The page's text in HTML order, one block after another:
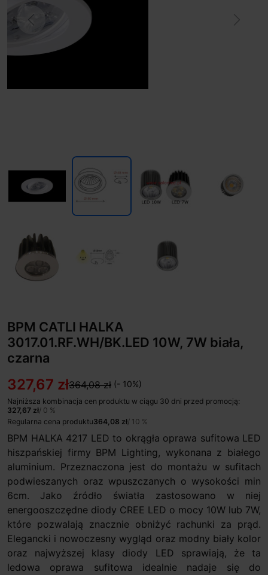
Previous
BPM CATLI HALKA
3017.01.RF.WH/BK.LED 10W, 7W biała,
czarna
327,67 zł364,08 zł (- 10%)
Najniższa kombinacja cen produktu w ciągu 30 dni przed promocją:
327,67 zł/ 0 %
Regularna cena produktu364,08 zł/ 10 %
BPM HALKA 4217 LED to okrągła oprawa sufitowa LED
hiszpańskiej firmy BPM Lighting, wykonana z białego
aluminium. Przeznaczona jest do montażu w sufitach
podwieszanych oraz wpuszczanych o wysokości min
6cm. Jako źródło światła zastosowano w niej
energooszczędne diody CREE LED o mocy 10W lub 7W,
które pozwalają znacznie obniżyć rachunki za prąd.
Elegancki i nowoczesny wygląd oraz modny biały kolor
oraz najwyższej klasy diody LED sprawiają, że ta
ledowa oprawa sufitowa idealnie nadaje się do